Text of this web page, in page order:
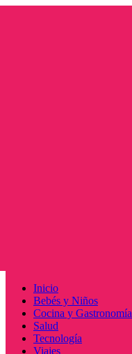
Menú
principal
Inicio
Bebés y Niños
Cocina y Gastronomía
Salud
Tecnología
Viajes